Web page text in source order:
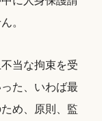
。
当な拘束を受
た、いわば最
め、原則、監